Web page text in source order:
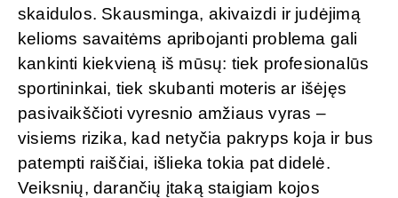
skaidulos. Skausminga, akivaizdi ir judėjimą
kelioms savaitėms apribojanti problema gali
kankinti kiekvieną iš mūsų: tiek profesionalūs
sportininkai, tiek skubanti moteris ar išėjęs
pasivaikščioti vyresnio amžiaus vyras –
visiems rizika, kad netyčia pakryps koja ir bus
patempti raiščiai, išlieka tokia pat didelė.
Veiksnių, darančių įtaką staigiam kojos